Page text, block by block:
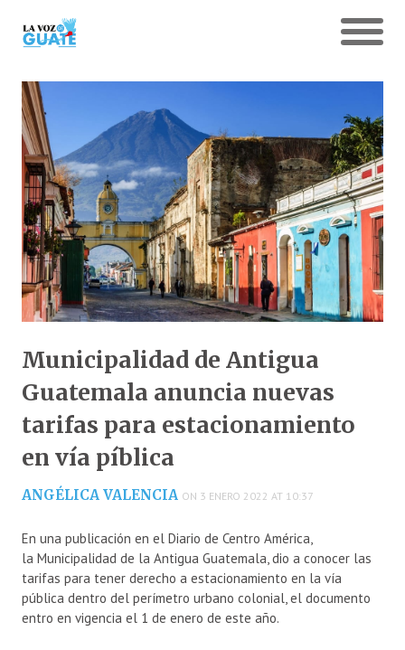
Municipalidad de Antigua
Guatemala anuncia nuevas
tarifas para estacionamiento
en vía píblica
ANGÉLICA VALENCIA ON 3 ENERO 2022 AT 10:37
En una publicación en el Diario de Centro América,
la Municipalidad de la Antigua Guatemala, dio a conocer las
tarifas para tener derecho a estacionamiento en la vía
pública dentro del perímetro urbano colonial, el documento
entro en vigencia el 1 de enero de este año.